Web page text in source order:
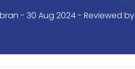
- 30 Aug 2024 - Reviewed